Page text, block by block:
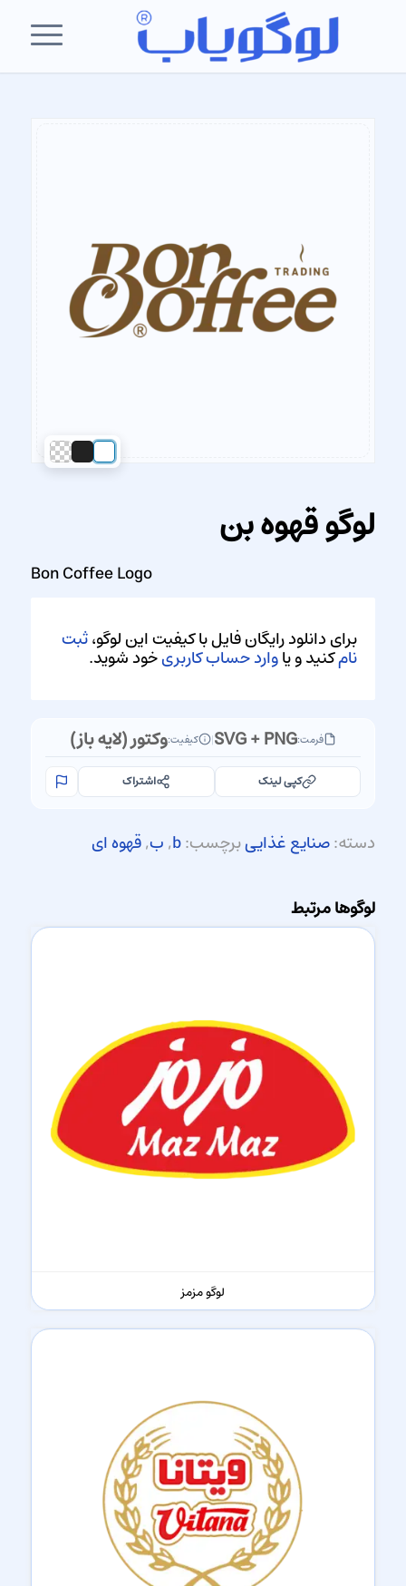
لوگو قهوه بن
Bon Coffee Logo
برای دانلود رایگان فایل با کیفیت این لوگو،ثبت
نامکنید و یاوارد حساب کاربریخود شوید.
فرمت:SVG + PNG
| کیفیت:وکتور (لایه باز)
کپی لینک اشتراک
دسته:صنایع غذاییبرچسب:b
,ب,قهوه ای
لوگوها مرتبط
لوگو مزمز